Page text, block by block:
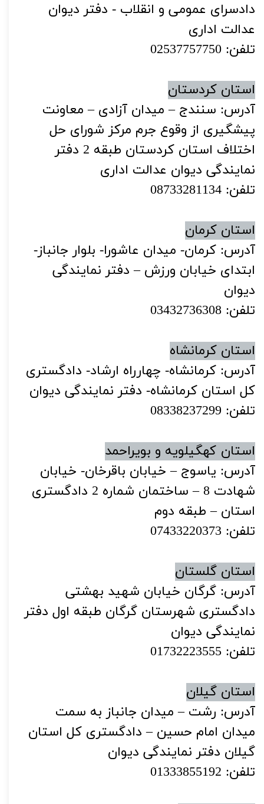
دادسرای عمومی و انقلاب - دفتر دیوان
عدالت اداری
تلفن: 02537757750
استان کردستان
آدرس: سنندج – میدان آزادی – معاونت
پیشگیری از وقوع جرم مرکز شورای حل
اختلاف استان کردستان طبقه 2 دفتر
نمایندگی دیوان عدالت اداری
تلفن: 08733281134
استان کرمان
آدرس: کرمان- میدان عاشورا- بلوار جانباز-
ابتدای خیابان ورزش – دفتر نمایندگی
دیوان
تلفن: 03432736308
استان کرمانشاه
آدرس: کرمانشاه- چهارراه ارشاد- دادگستری
کل استان کرمانشاه- دفتر نمایندگی دیوان
تلفن: 08338237299
استان کهگیلویه و بویراحمد
آدرس: یاسوج – خیابان باقرخان- خیابان
شهادت 8 – ساختمان شماره 2 دادگستری
استان – طبقه دوم
تلفن: 07433220373
استان گلستان
آدرس: گرگان خیابان شهید بهشتی
دادگستری شهرستان گرگان طبقه اول دفتر
نمایندگی دیوان
تلفن: 01732223555
استان گیلان
آدرس: رشت – میدان جانباز به سمت
میدان امام حسین – دادگستری کل استان
گیلان دفتر نمایندگی دیوان
تلفن: 01333855192